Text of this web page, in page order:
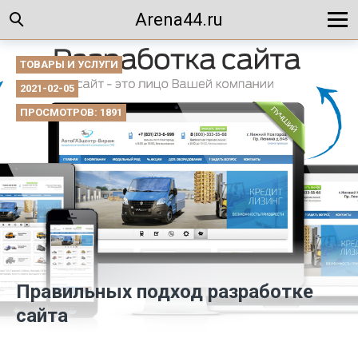
Arena44.ru
ТОВАРЫ И УСЛУГИ
2021-02-05
ПРОСМОТРОВ: 1891
Правильных подход разработке
сайта